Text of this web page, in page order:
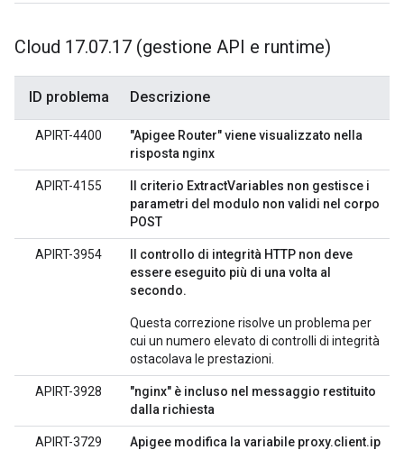
Cloud 17.07.17 (gestione API e runtime)
ID problema Descrizione
APIRT-4400
"Apigee Router" viene visualizzato nella
risposta nginx
APIRT-4155
Il criterio ExtractVariables non gestisce i
parametri del modulo non validi nel corpo
POST
APIRT-3954
Il controllo di integrità HTTP non deve
essere eseguito più di una volta al
secondo.
Questa correzione risolve un problema per
cui un numero elevato di controlli di integrità
ostacolava le prestazioni.
APIRT-3928
"nginx" è incluso nel messaggio restituito
dalla richiesta
APIRT-3729
Apigee modifica la variabile proxy.client.ip